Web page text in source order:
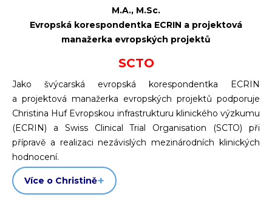
M.A., M.Sc.
Evropská korespondentka ECRIN a projektová
manažerka evropských projektů
SCTO
Jako švýcarská evropská korespondentka ECRIN
a projektová manažerka evropských projektů podporuje
Christina Huf Evropskou infrastrukturu klinického výzkumu
(ECRIN) a Swiss Clinical Trial Organisation (SCTO) při
přípravě a realizaci nezávislých mezinárodních klinických
hodnocení.
Více o Christině